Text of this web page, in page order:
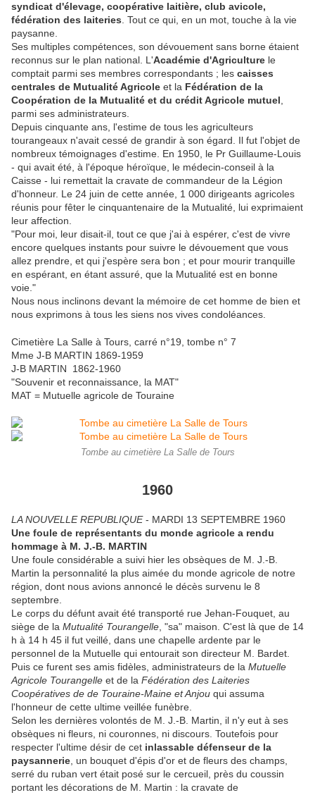
syndicat d'élevage, coopérative laitière, club avicole,
fédération des laiteries. Tout ce qui, en un mot, touche à la vie
paysanne.
Ses multiples compétences, son dévouement sans borne étaient
reconnus sur le plan national. L'Académie d'Agriculture le
comptait parmi ses membres correspondants ; les caisses
centrales de Mutualité Agricole et la Fédération de la
Coopération de la Mutualité et du crédit Agricole mutuel,
parmi ses administrateurs.
Depuis cinquante ans, l'estime de tous les agriculteurs
tourangeaux n'avait cessé de grandir à son égard. Il fut l'objet de
nombreux témoignages d'estime. En 1950, le Pr Guillaume-Louis
- qui avait été, à l'époque héroïque, le médecin-conseil à la
Caisse - lui remettait la cravate de commandeur de la Légion
d'honneur. Le 24 juin de cette année, 1 000 dirigeants agricoles
réunis pour fêter le cinquantenaire de la Mutualité, lui exprimaient
leur affection.
"Pour moi, leur disait-il, tout ce que j'ai à espérer, c'est de vivre
encore quelques instants pour suivre le dévouement que vous
allez prendre, et qui j'espère sera bon ; et pour mourir tranquille
en espérant, en étant assuré, que la Mutualité est en bonne
voie."
Nous nous inclinons devant la mémoire de cet homme de bien et
nous exprimons à tous les siens nos vives condoléances.
Cimetière La Salle à Tours, carré n°19, tombe n° 7
Mme J-B MARTIN 1869-1959
J-B MARTIN 1862-1960
"Souvenir et reconnaissance, la MAT"
MAT = Mutuelle agricole de Touraine
Tombe au cimetière La Salle de Tours
1960
LA NOUVELLE REPUBLIQUE- MARDI 13 SEPTEMBRE 1960
Une foule de représentants du monde agricole a rendu
hommage à M. J.-B. MARTIN
Une foule considérable a suivi hier les obsèques de M. J.-B.
Martin la personnalité la plus aimée du monde agricole de notre
région, dont nous avions annoncé le décès survenu le 8
septembre.
Le corps du défunt avait été transporté rue Jehan-Fouquet, au
siège de la Mutualité Tourangelle, "sa" maison. C'est là que de 14
h à 14 h 45 il fut veillé, dans une chapelle ardente par le
personnel de la Mutuelle qui entourait son directeur M. Bardet.
Puis ce furent ses amis fidèles, administrateurs de la Mutuelle
Agricole Tourangelle et de la Fédération des Laiteries
Coopératives de de Touraine-Maine et Anjou qui assuma
l'honneur de cette ultime veillée funèbre.
Selon les dernières volontés de M. J.-B. Martin, il n'y eut à ses
obsèques ni fleurs, ni couronnes, ni discours. Toutefois pour
respecter l'ultime désir de cet inlassable défenseur de la
paysannerie, un bouquet d'épis d'or et de fleurs des champs,
serré du ruban vert était posé sur le cercueil, près du coussin
portant les décorations de M. Martin : la cravate de